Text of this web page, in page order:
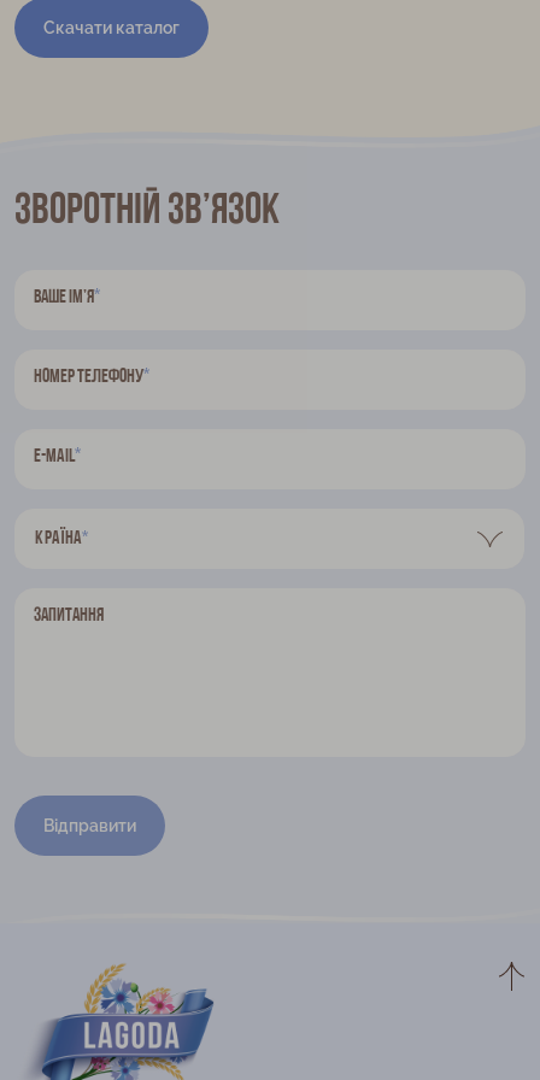
Скачати каталог
Зворотній зв’язок
Ваше ім’я*
Номер телефону*
E-mail*
Країна*
Запитання
Відправити